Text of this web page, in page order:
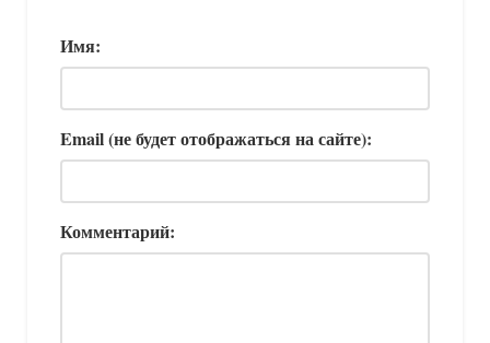
Имя:
Email (не будет отображаться на сайте):
Комментарий: